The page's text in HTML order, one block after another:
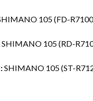
105 (FD-
SHIMANO 105 (RD-
SHIMANO 105 (ST-